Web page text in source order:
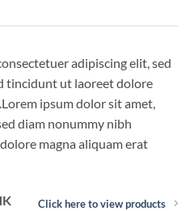
adipiscing elit, sed
tincidunt ut laoreet dolore
ipsum dolor sit amet,
diam nonummy nibh
magna aliquam erat
Click here to view products